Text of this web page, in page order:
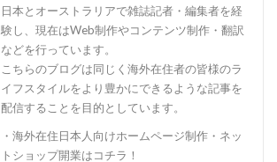
日本とオーストラリアで雑誌記者・編集者を経
験し、現在はWeb制作やコンテンツ制作・翻訳
などを行っています。
こちらのブログは同じく海外在住者の皆様のラ
イフスタイルをより豊かにできるような記事を
配信することを目的としています。
・海外在住日本人向けホームページ制作・ネッ
トショップ開業はコチラ！